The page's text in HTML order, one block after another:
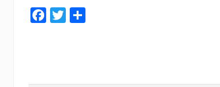
Facebook
Twitter
Partager